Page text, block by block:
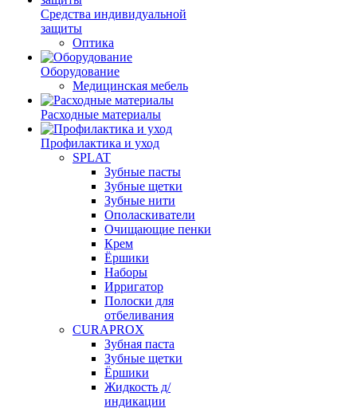
Средства индивидуальной
защиты
Оптика
Оборудование
Медицинская мебель
Расходные материалы
Профилактика и уход
SPLAT
Зубные пасты
Зубные щетки
Зубные нити
Ополаскиватели
Очищающие пенки
Крем
Ёршики
Наборы
Ирригатор
Полоски для
отбеливания
CURAPROX
Зубная паста
Зубные щетки
Ёршики
Жидкость д/
индикации